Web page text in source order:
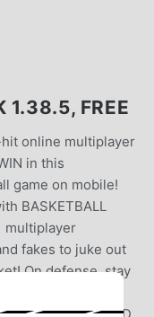
1.38.5, FREE
online multiplayer
in this
game on mobile!
BASKETBALL
multiplayer
fakes to juke out
On defense, stay
and time your